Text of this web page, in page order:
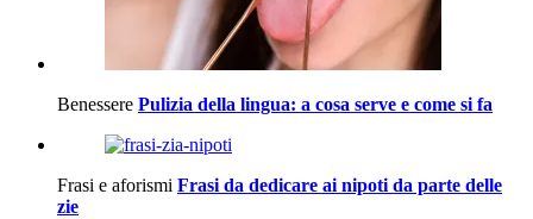
Benessere Pulizia della lingua: a cosa serve e come si fa
Frasi e aforismi Frasi da dedicare ai nipoti da parte delle
zie